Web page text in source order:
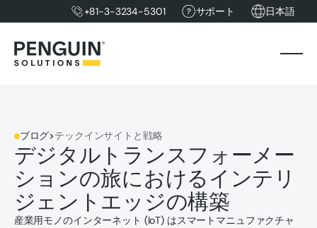
+81-3-3234-5301 サポート 日本語
ブログ>テックインサイトと戦略
デジタルトランスフォーメー
ションの旅におけるインテリ
ジェントエッジの構築
産業用モノのインターネット (IoT) はスマートマニュファクチャ